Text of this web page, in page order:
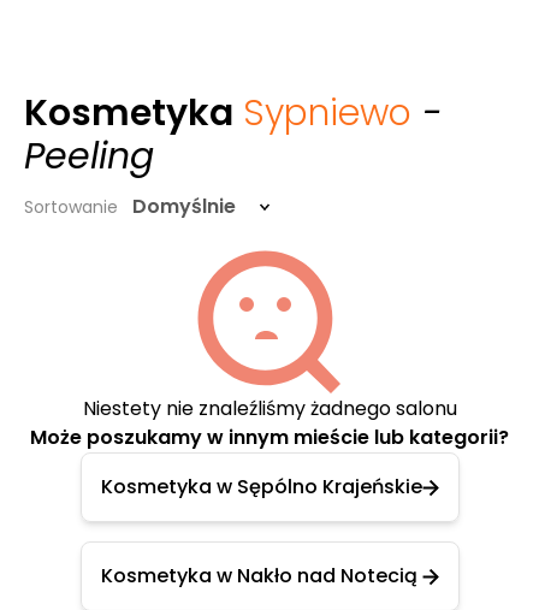
Kosmetyka Sypniewo -
Peeling
Sortowanie Domyślnie
Niestety nie znaleźliśmy żadnego salonu
Może poszukamy w innym mieście lub kategorii?
Kosmetyka w Sępólno Krajeńskie
Kosmetyka w Nakło nad Notecią